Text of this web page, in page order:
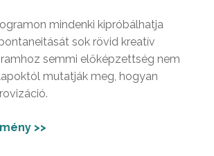
mindenki kipróbálhatja
sok rövid kreatív
semmi előképzettség nem
mutatják meg, hogyan
>>